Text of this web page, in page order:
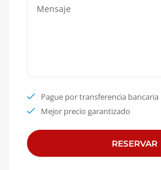
Pague por transferencia bancaria
Mejor precio garantizado